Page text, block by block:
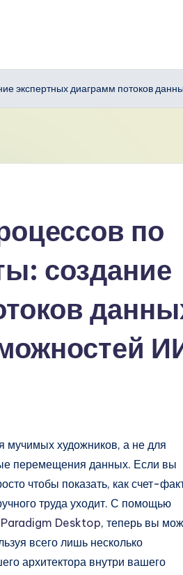
экспертных диаграмм потоков
по
создание
мучимых художников, а не для
перемещения данных. Если вы
чтобы показать, как счет-
труда уходит. С помощью
Desktop, теперь вы
всего лишь несколько
архитектора внутри вашего